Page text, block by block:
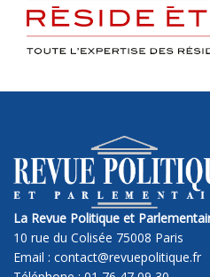
La Revue Politique et
10 rue du Colisée 75008 Paris
Email : contact@revuepolitique.fr